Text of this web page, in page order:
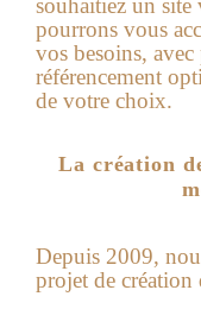
souhaitiez un site
pourrons vous
vos besoins,
référencement
de votre choix.
La création
Depuis 2009,
projet de création